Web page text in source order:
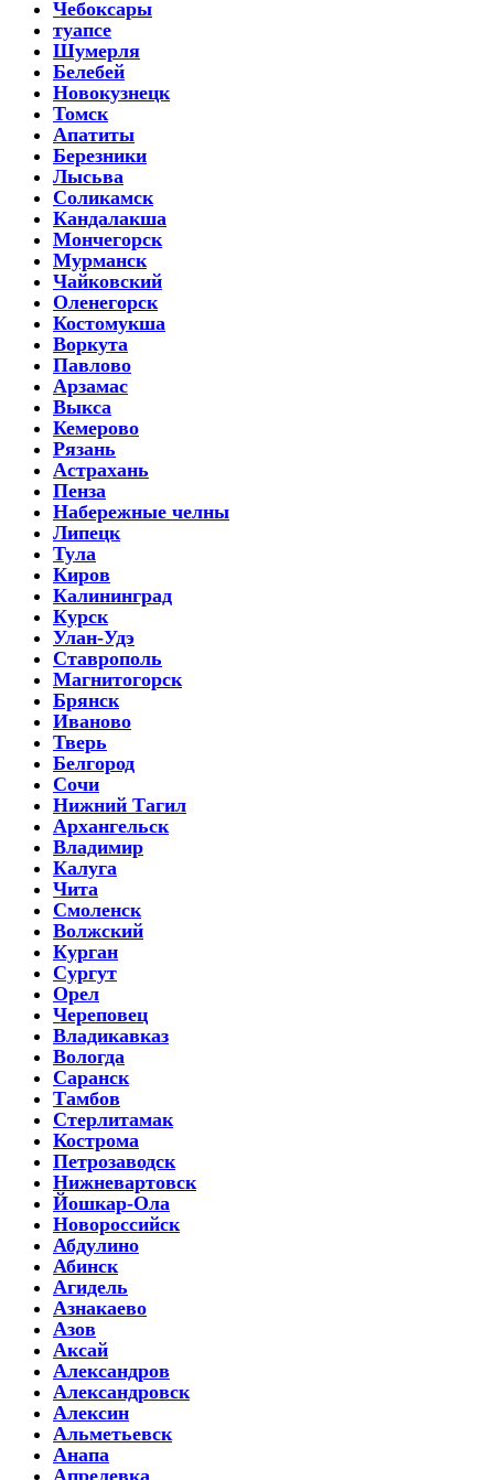
Чебоксары
туапсе
Шумерля
Белебей
Новокузнецк
Томск
Апатиты
Березники
Лысьва
Соликамск
Кандалакша
Мончегорск
Мурманск
Чайковский
Оленегорск
Костомукша
Воркута
Павлово
Арзамас
Выкса
Кемерово
Рязань
Астрахань
Пенза
Набережные челны
Липецк
Тула
Киров
Калининград
Курск
Улан-Удэ
Ставрополь
Магнитогорск
Брянск
Иваново
Тверь
Белгород
Сочи
Нижний Тагил
Архангельск
Владимир
Калуга
Чита
Смоленск
Волжский
Курган
Сургут
Орел
Череповец
Владикавказ
Вологда
Саранск
Тамбов
Стерлитамак
Кострома
Петрозаводск
Нижневартовск
Йошкар-Ола
Новороссийск
Абдулино
Абинск
Агидель
Азнакаево
Азов
Аксай
Александров
Александровск
Алексин
Альметьевск
Анапа
Апрелевка